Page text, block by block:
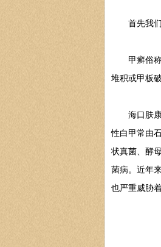
首先我们
甲癣俗称
堆积或甲板
海口肤康
性白甲常由
状真菌、酵
菌病。近年
也严重威胁